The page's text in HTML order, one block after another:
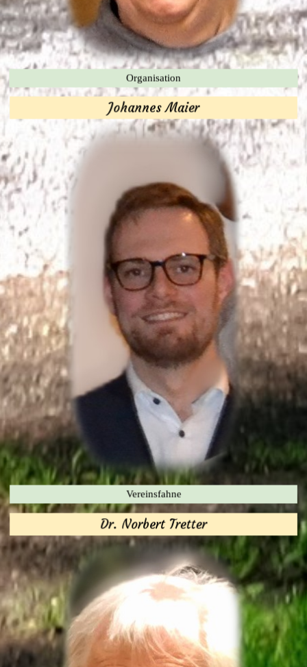
Organisation
Johannes Maier
Vereinsfahne
Dr. Norbert Tretter